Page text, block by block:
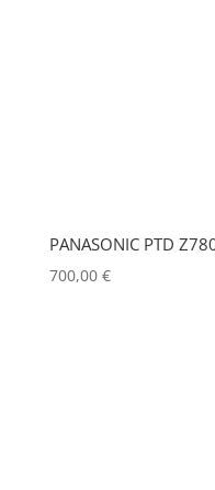
PANASONIC PTD
700,00 €